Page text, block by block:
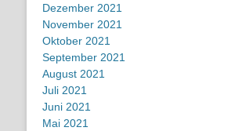
Dezember 2021
November 2021
Oktober 2021
September 2021
August 2021
Juli 2021
Juni 2021
Mai 2021